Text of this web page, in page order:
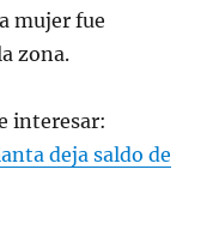
mujer fue
zona.
interesar:
deja saldo de